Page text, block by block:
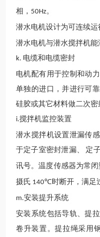
相， 50Hz。
潜水电机设计为可连续
潜水电机与潜水搅拌机能
k. 电缆和电缆密封
电机配有用于控制和动
单独的进口，并进行可
硅胶或其它材料做二次密
i.搅拌机监控装置
潜水搅拌机设置泄漏传
于定子室密封泄漏、
定
讯号。温度传感器为常闭
摄氏 140℃时断开，满足
m.安装提升系统
安装系统包括导轨、提
卷升装置。提拉绳采用